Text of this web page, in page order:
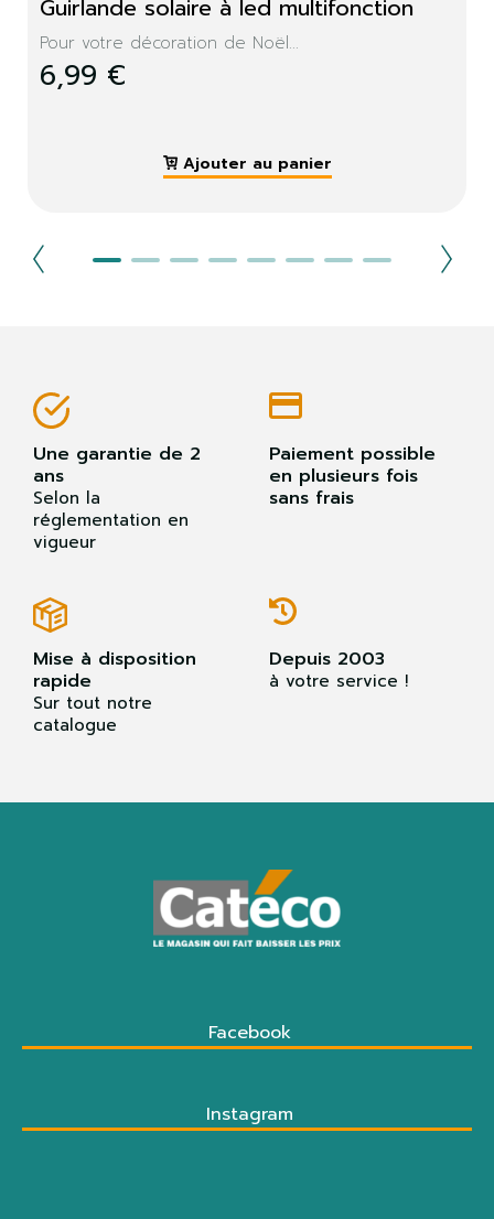
Guirlande solaire à led multifonction
Pour votre décoration de Noël...
6,99 €
Ajouter au panier
Une garantie de 2
ans
Selon la
réglementation en
vigueur
Paiement possible
en plusieurs fois
sans frais
Mise à disposition
rapide
Sur tout notre
catalogue
Depuis 2003
à votre service !
Facebook
Instagram